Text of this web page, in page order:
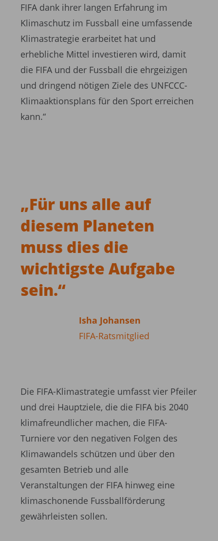
FIFA dank ihrer langen Erfahrung im
Klimaschutz im Fussball eine umfassende
Klimastrategie erarbeitet hat und
erhebliche Mittel investieren wird, damit
die FIFA und der Fussball die ehrgeizigen
und dringend nötigen Ziele des UNFCCC-
Klimaaktionsplans für den Sport erreichen
kann.“
„Für uns alle auf
diesem Planeten
muss dies die
wichtigste Aufgabe
sein.“
Isha Johansen
FIFA-Ratsmitglied
Die FIFA-Klimastrategie umfasst vier Pfeiler
und drei Hauptziele, die die FIFA bis 2040
klimafreundlicher machen, die FIFA-
Turniere vor den negativen Folgen des
Klimawandels schützen und über den
gesamten Betrieb und alle
Veranstaltungen der FIFA hinweg eine
klimaschonende Fussballförderung
gewährleisten sollen.